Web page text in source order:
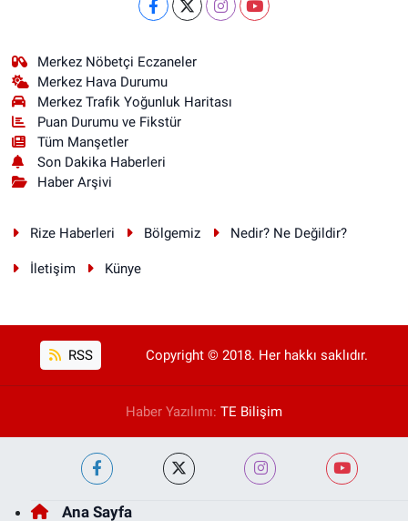
Merkez Nöbetçi Eczaneler
Merkez Hava Durumu
Merkez Trafik Yoğunluk Haritası
Puan Durumu ve Fikstür
Tüm Manşetler
Son Dakika Haberleri
Haber Arşivi
Rize Haberleri Bölgemiz Nedir? Ne Değildir?
İletişim Künye
RSS Copyright © 2018. Her hakkı saklıdır.
Haber Yazılımı: TE Bilişim
Ana Sayfa